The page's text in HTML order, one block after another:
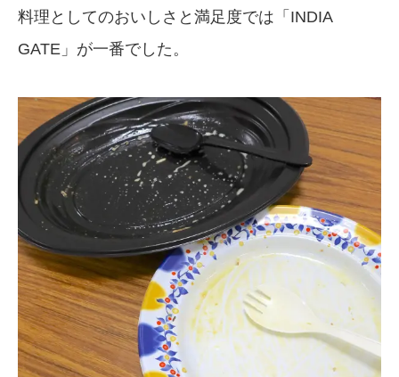
料理としてのおいしさと満足度では「INDIA
GATE」が一番でした。